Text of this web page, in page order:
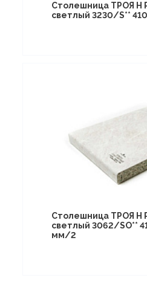
Столешница ТРОЯ Н
светлый 3230/S**
Столешница ТРОЯ Н
светлый 3062/SO**
мм/2